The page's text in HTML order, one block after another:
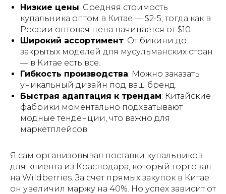
Низкие цены: Средняя стоимость
купальника оптом в Китае — $2-5, тогда как в
России оптовая цена начинается от $10.
Широкий ассортимент: От бикини до
закрытых моделей для мусульманских стран
— в Китае есть все.
Гибкость производства: Можно заказать
уникальный дизайн под ваш бренд.
Быстрая адаптация к трендам: Китайские
фабрики моментально подхватывают
модные тенденции, что важно для
маркетплейсов.
Я сам организовывал поставки купальников
для клиента из Краснодара, который торговал
на Wildberries. За счет прямых закупок в Китае
он увеличил маржу на 40%. Но успех зависит от